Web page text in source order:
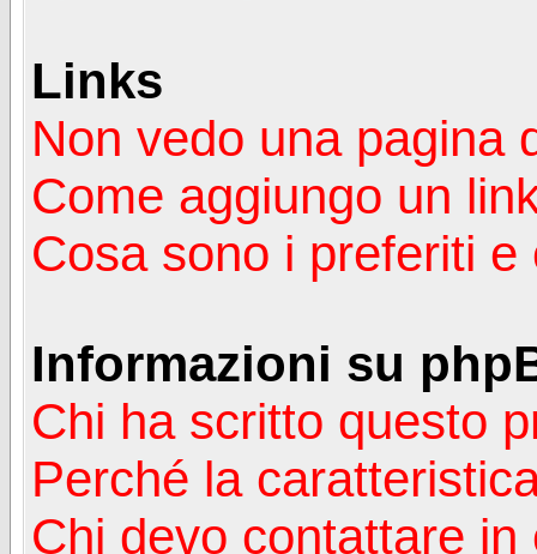
Links
Non vedo una pagina
Come aggiungo un
Cosa sono i preferiti
Informazioni su
Chi ha scritto questo
Perché la
Chi devo contattare